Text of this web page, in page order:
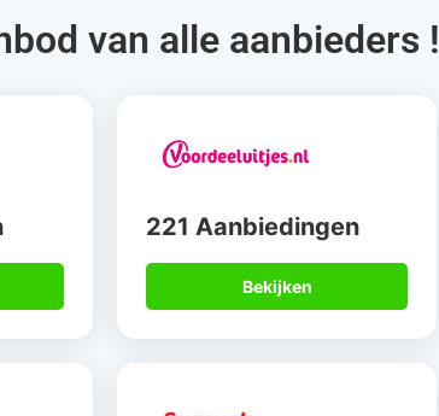
van alle aanbieders !
221 Aanbiedingen
Bekijken